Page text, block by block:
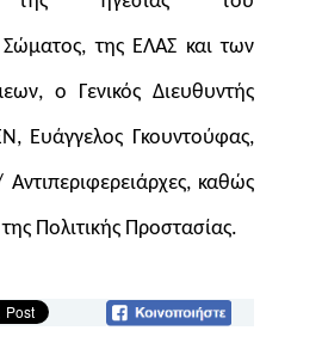
της ΕΛΑΣ και των
ο Γενικός Διευθυντής
Ευάγγελος Γκουντούφας,
Αντιπεριφερειάρχες, καθώς
Πολιτικής Προστασίας.